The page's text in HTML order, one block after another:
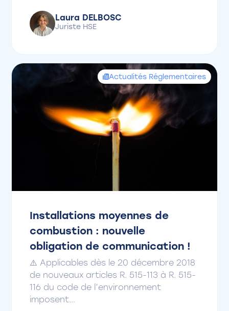
Laura DELBOSC
Juriste HSE
Actualités Réglementaires
Installations moyennes de
combustion : nouvelle
obligation de communication !
⚠️ Applicables dès le 20 décembre 2018
de nouveaux articles R. 515-113 à R. 515-
116 du code de l’environnement
imposent...